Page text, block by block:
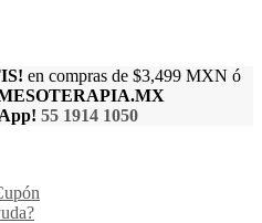
en compras de $3,499 MXN ó
55 1914 1050